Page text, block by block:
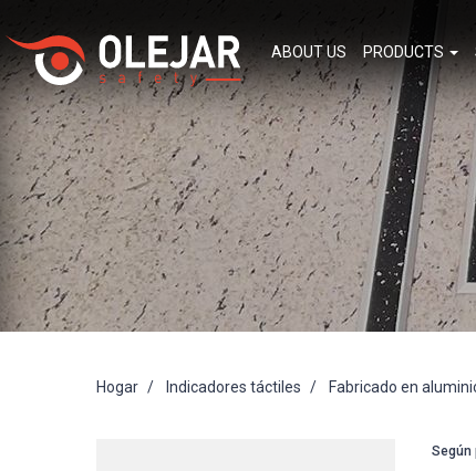
Hogar Indicadores táctiles Fabricado en
Según
ABOUT US PRODUCTS